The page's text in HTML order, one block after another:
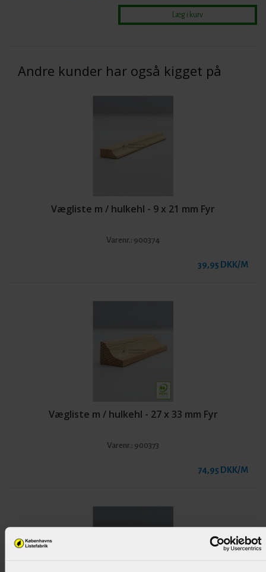
Andre kunder har også kigget på
Vægliste m / hulkehl - 9 x 21 mm Fyr
Varenr.: 900374
39,95 DKK/M
Vægliste m / hulkehl - 27 x 33 mm Fyr
Varenr.: 900373
74,95 DKK/M